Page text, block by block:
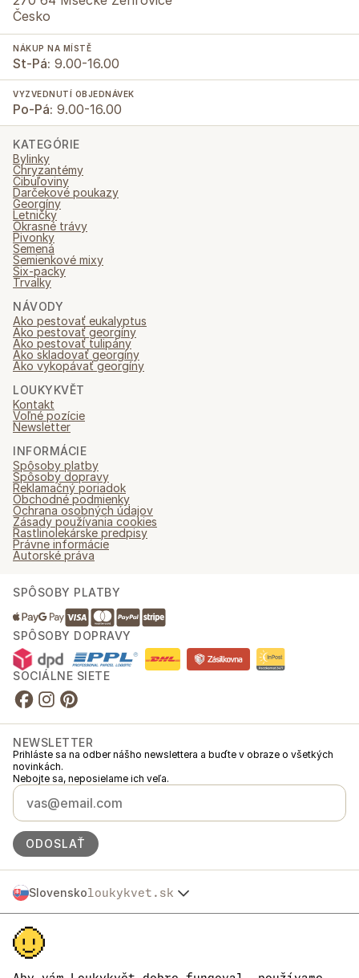
Česko
NÁKUP NA MÍSTĚ
St-Pá: 9.00-16.00
VYZVEDNUTÍ OBJEDNÁVEK
Po-Pá: 9.00-16.00
KATEGÓRIE
Bylinky
Chryzantémy
Cibuľoviny
Darčekové poukazy
Georgíny
Letničky
Okrasné trávy
Pivonky
Semená
Semienkové mixy
Six-packy
Trvalky
NÁVODY
Ako pestovať eukalyptus
Ako pestovať georgíny
Ako pestovať tulipány
Ako skladovať georgíny
Ako vykopávať georgíny
LOUKYKVĚT
Kontakt
Voľné pozície
Newsletter
INFORMÁCIE
Spôsoby platby
Spôsoby dopravy
Reklamačný poriadok
Obchodné podmienky
Ochrana osobných údajov
Zásady používania cookies
Rastlinolekárske predpisy
Právne informácie
Autorské práva
SPÔSOBY PLATBY
SPÔSOBY DOPRAVY
SOCIÁLNE SIETE
NEWSLETTER
Prihláste sa na odber nášho newslettera a buďte v obraze o všetkých
novinkách.
Nebojte sa, neposielame ich veľa.
ODOSLAŤ
Slovenskoloukykvet.sk
Česko
Polska
Österreich
Deutschland
France
Spoločnosť Loukykvět s.r.o. je zapísaná v Obchodnom registri
Mestského súdu v Prahe, oddiel C, vložka 268616.
EKF00180493.